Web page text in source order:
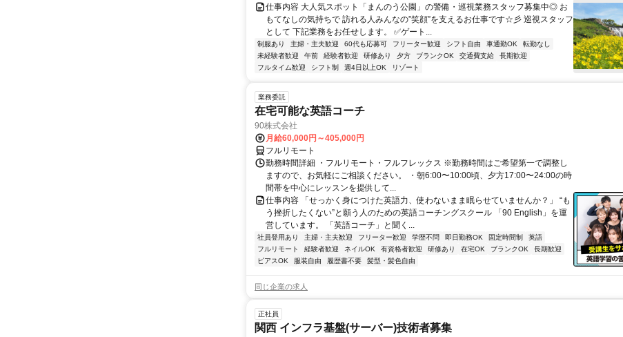
仕事内容 大人気スポット「まんのう公園」の警備・巡視業務スタッフ募集中◎ お
もてなしの気持ちで 訪れる人みんなの”笑顔”を支えるお仕事です☆彡 巡視スタッフ
として 下記業務をお任せします。 ✅ゲート...
制服あり 主婦・主夫歓迎 60代も応募可 フリーター歓迎 シフト自由 車通勤OK
転勤なし
未経験者歓迎
午前 経験者歓迎 研修あり 夕方 ブランクOK 交通費支給
長期歓迎
フルタイム歓迎
シフト制 週4日以上OK リゾート
業務委託
在宅可能な英語コーチ
90株式会社
月給60,000円～405,000円
フルリモート
勤務時間詳細 ・フルリモート・フルフレックス ※勤務時間はご希望第一で調整し
ますので、お気軽にご相談ください。 ・朝6:00〜10:00頃、夕方17:00〜24:00の時
間帯を中心にレッスンを提供して...
仕事内容 「せっかく身につけた英語力、使わないまま眠らせていませんか？」 “も
う挫折したくない”と願う人のための英語コーチングスクール 「90 English」を運
営しています。 「英語コーチ」と聞く...
社員登用あり 主婦・主夫歓迎 フリーター歓迎 学歴不問 即日勤務OK 固定時間制
英語
フルリモート
経験者歓迎 ネイルOK 有資格者歓迎 研修あり 在宅OK ブランクOK
長期歓迎
ピアスOK
服装自由 履歴書不要 髪型・髪色自由
同じ企業の求人
正社員
関西 インフラ基盤(サーバー)技術者募集